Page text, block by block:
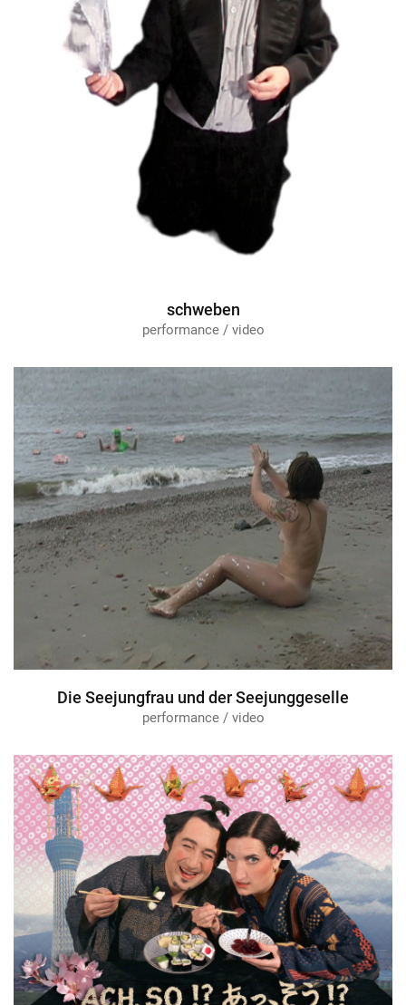
schweben
performance / video
Die Seejungfrau und der Seejunggeselle
performance / video